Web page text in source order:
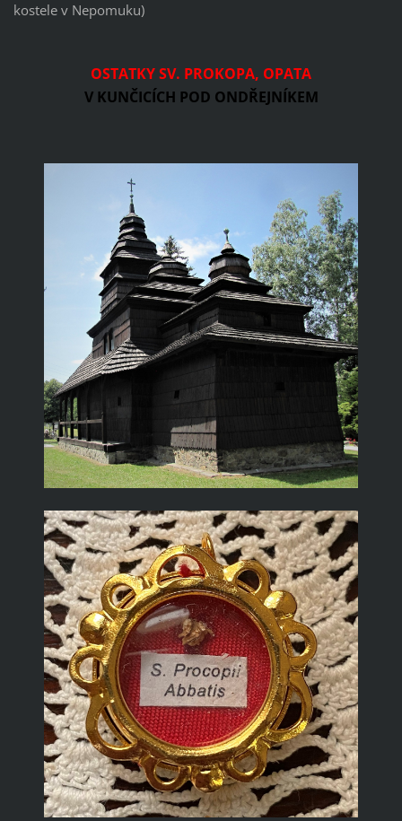
kostele v Nepomuku)
OSTATKY SV. PROKOPA, OPATA
V KUNČICÍCH POD ONDŘEJNÍKEM